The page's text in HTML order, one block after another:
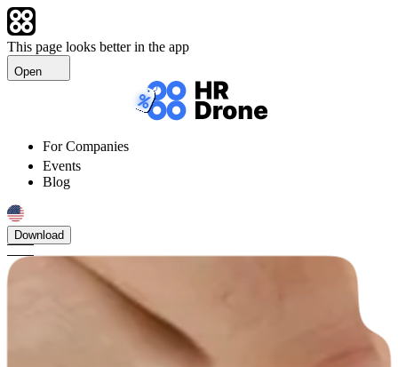
This page looks better in the app
Open
For Companies
Events
Blog
Download